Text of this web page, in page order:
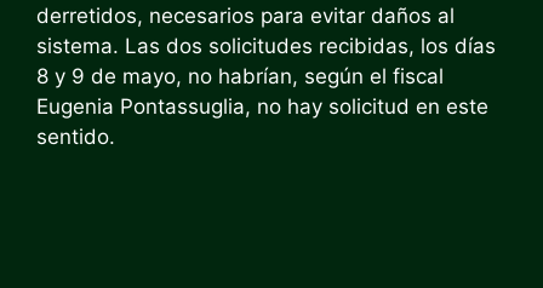
derretidos, necesarios para evitar daños al
sistema. Las dos solicitudes recibidas, los días
8 y 9 de mayo, no habrían, según el fiscal
Eugenia Pontassuglia, no hay solicitud en este
sentido.